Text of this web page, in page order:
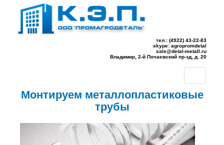
тел.: (4922) 43-22-83
skype: agropromdetal
sale@detal-metall.ru
Владимир, 2-й Почаевский пр-зд, д. 20
navigation
Монтируем металлопластиковые
трубы